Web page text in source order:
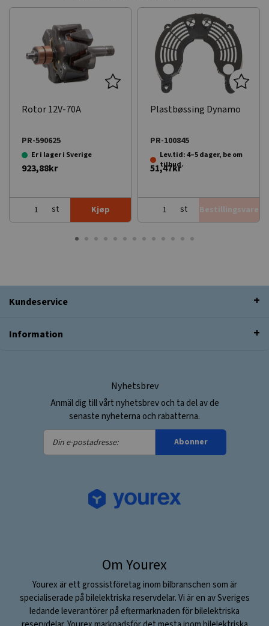
Rotor 12V-70A
PR-590625
Er i lager i Sverige
923,88kr
st Kjøp
Plastbøssing Dynamo
PR-100845
Lev.tid: 4–5 dager, be om
tilbud.
51,47kr
st Bestillingsvare
Kundeservice
Information
Nyhetsbrev
Anmäl dig till vårt nyhetsbrev och ta del av de
senaste nyheterna och rabatterna.
Din
e-
Abonner
Om Yourex
Yourex är ett grossistföretag inom bilbranschen som är
specialiserade på bilelektriska reservdelar. Vi är en av Sveriges
ledande leverantörer på eftermarknaden för bilelektriska